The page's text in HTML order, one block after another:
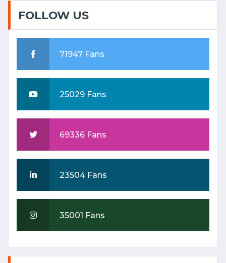
FOLLOW US
71947 Fans
25029 Fans
69336 Fans
23504 Fans
35001 Fans